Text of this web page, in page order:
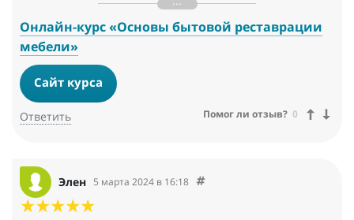
позволяет приобретать проверенную продукцию с хорошей
выгодой.
А ещё в самой группе часто выкладывают полезные статьи на
разную тематику. Администраторы truedo быстро и корректно
отвечают на ваши вопросы хоть по написанной статье либо о
вопросе о курсе. Обратная связь просто вышка. А ещё
проходят конкурсы среди участников школы ;)
Онлайн-курс «Основы бытовой реставрации
мебели»
Сайт курса
Ответить Помог ли отзыв? 0
Элен 5 марта 2024 в 16:18